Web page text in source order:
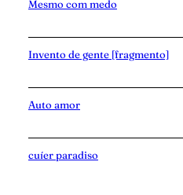
Mesmo com medo
Invento de gente [fragmento]
Auto amor
cuíer paradiso